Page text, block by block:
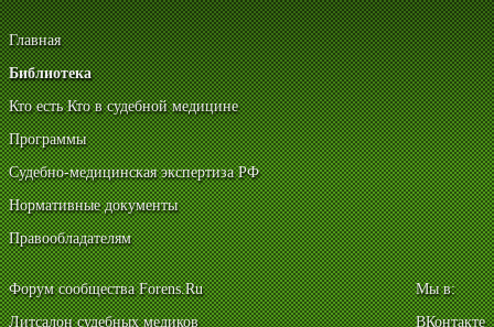
Главная
Библиотека
Кто есть Кто в судебной медицине
Программы
Судебно-медицинская экспертиза РФ
Нормативные документы
Правообладателям
Форум сообщества Forens.Ru
Литсалон судебных медиков
Мы в:
ВКонтакте